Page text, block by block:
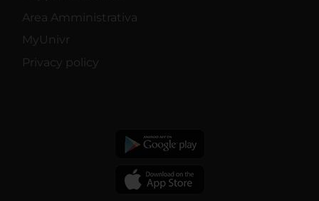
Area Amministrativa
MyUnivr
Privacy policy